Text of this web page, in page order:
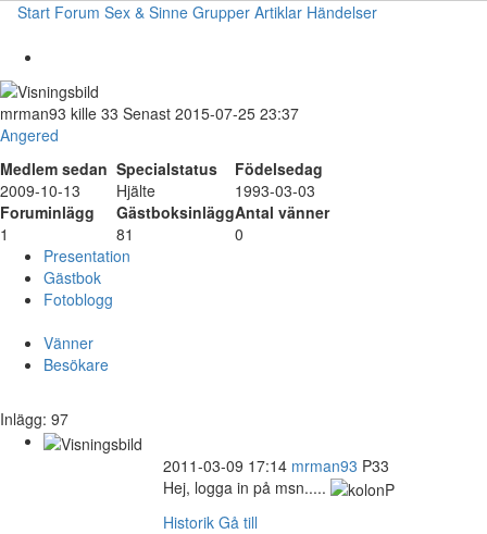
Start Forum Sex & Sinne Grupper Artiklar Händelser
mrman93 kille 33 Senast 2015-07-25 23:37
Angered
Medlem sedan Specialstatus
Födelsedag
2009-10-13
Hjälte
1993-03-03
Foruminlägg
GästboksinläggAntal vänner
1
81
0
Presentation
Gästbok
Fotoblogg
Vänner
Besökare
Inlägg: 97
2011-03-09 17:14 mrman93 P33
Hej, logga in på msn.....
Historik Gå till